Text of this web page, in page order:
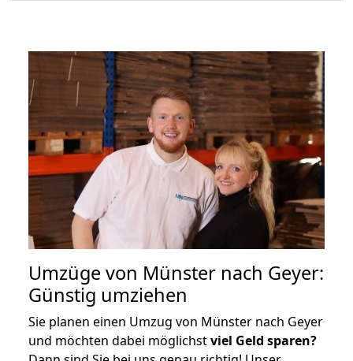
Umzüge von Münster nach Geyer:
Günstig umziehen
Sie planen einen Umzug von Münster nach Geyer
und möchten dabei möglichstviel Geld sparen?